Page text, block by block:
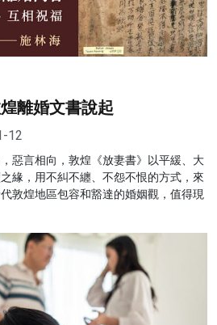
離婚文書說起
12
惡言相向，敦煌《放妻書》以平緩、大
緣，用不糾不纏、不怨不恨的方式，來
敦煌地區包容和豁達的婚姻觀，值得現